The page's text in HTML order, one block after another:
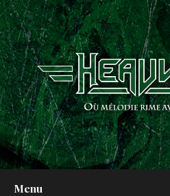
Menu
ACCUEIL
NEWS
CHRONIQUES
INTERVIEWS
REPORTS
A PROPOS